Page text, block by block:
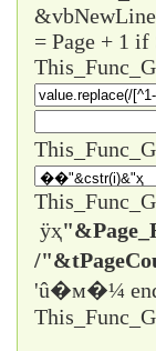
&vbNewLine
= Page + 1 if
ÿҳ
/
'û�м�¼ end